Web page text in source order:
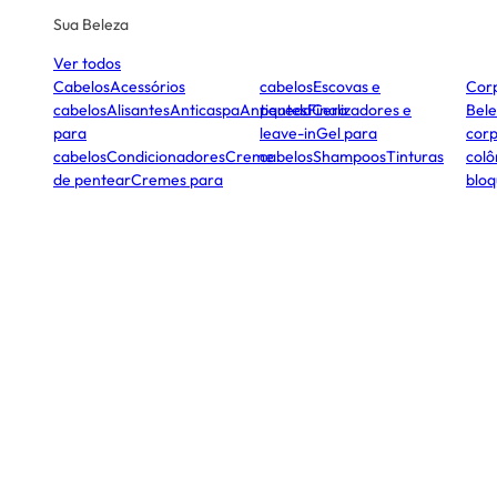
Sua Beleza
Ver todos
CabelosAcessórios
cabelosAlisantesAnticaspaAntiquedaCera
para
cabelosCondicionadoresCreme
de pentearCremes para
cabelosEscovas e
pentesFinalizadores e
leave-inGel para
cabelosShampoosTinturas